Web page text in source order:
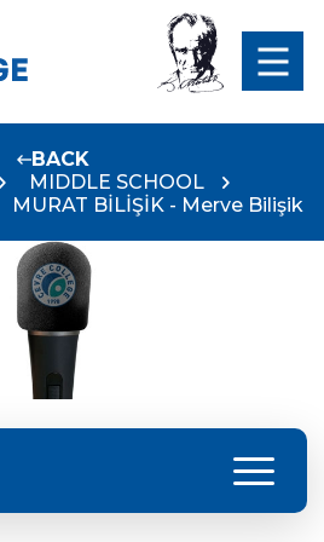
BACK
MIDDLE SCHOOL
MURAT BİLİŞİK - Merve Bilişik
menu